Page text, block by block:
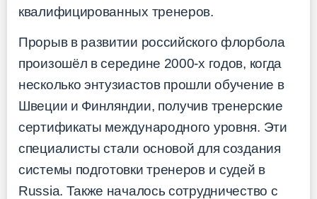
квалифицированных тренеров.
Прорыв в развитии российского флорбола
произошёл в середине 2000-х годов, когда
несколько энтузиастов прошли обучение в
Швеции и Финляндии, получив тренерские
сертификаты международного уровня. Эти
специалисты стали основой для создания
системы подготовки тренеров и судей в
Russia. Также началось сотрудничество с